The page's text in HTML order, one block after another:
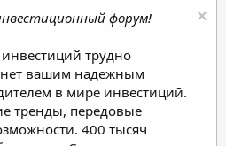
форум!
трудно
вашим надежным
в мире инвестиций.
тренды, передовые
400 тысяч